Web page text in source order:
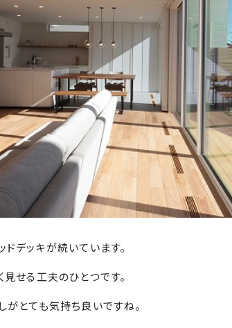
デッキが続いています。
せる工夫のひとつです。
がとても気持ち良いですね。